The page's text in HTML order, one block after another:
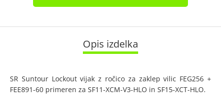
Opis izdelka
SR Suntour Lockout vijak z ročico za zaklep vilic FEG256 +
FEE891-60 primeren za SF11-XCM-V3-HLO in SF15-XCT-HLO.